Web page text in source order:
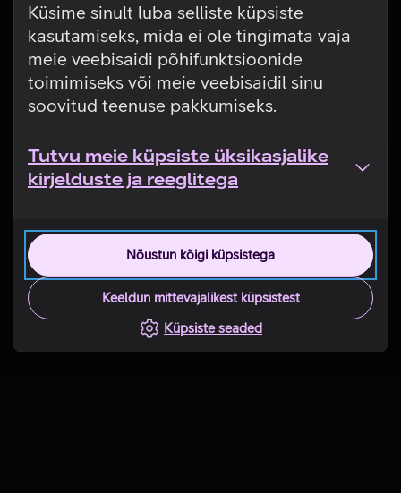
Küsime sinult luba selliste küpsiste
kasutamiseks, mida ei ole tingimata vaja
meie veebisaidi põhifunktsioonide
toimimiseks või meie veebisaidil sinu
soovitud teenuse pakkumiseks.
Tutvu meie küpsiste üksikasjalike
kirjelduste ja reeglitega
Nõustun kõigi küpsistega
Keeldun mittevajalikest küpsistest
Küpsiste seaded
Tehniline viga